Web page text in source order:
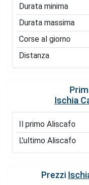
Durata minima
Durata massima
Corse al giorno
Distanza
Ischia
Il primo Aliscafo
L'ultimo Aliscafo
Prezzi